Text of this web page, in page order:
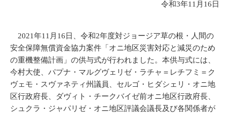
令和3年11月16日
2021年11月16日、令和2年度対ジョージア草の根・人間の
安全保障無償資金協力案件「オニ地区災害対応と減災のため
の重機整備計画」の供与式が行われました。本供与式には、
今村大使、パプナ・マルグヴェリゼ・ラチャ＝レチフミ＝ク
ヴェモ・スヴァネティ州議員、セルゴ・ヒダシェリ・オニ地
区行政府長、ダヴィト・チークバイゼ前オニ地区行政府長、
シュクラ・ジャパリゼ・オニ地区評議会議長及び各関係者が